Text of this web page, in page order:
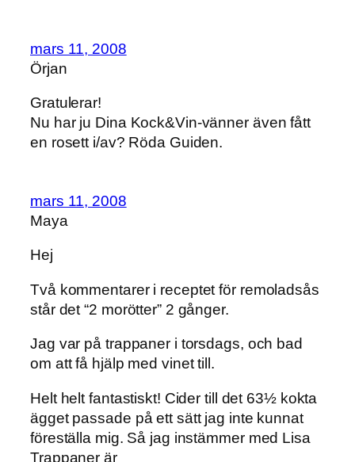
mars 11, 2008
Örjan
Gratulerar!
Nu har ju Dina Kock&Vin-vänner även fått
en rosett i/av? Röda Guiden.
mars 11, 2008
Maya
Hej
Två kommentarer i receptet för remoladsås
står det “2 morötter” 2 gånger.
Jag var på trappaner i torsdags, och bad
om att få hjälp med vinet till.
Helt helt fantastiskt! Cider till det 63½ kokta
ägget passade på ett sätt jag inte kunnat
föreställa mig. Så jag instämmer med Lisa
Trappaner är